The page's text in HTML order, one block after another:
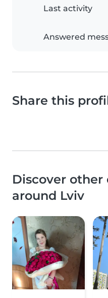
Last activity
Answered
Share this
Discover other
around Lviv